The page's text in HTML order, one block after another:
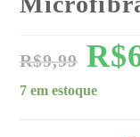
R$9,99 R$
7 em estoque